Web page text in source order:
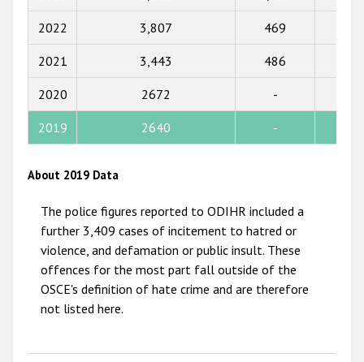
2015
2014
2010
2009
2022 3,807 469
2021 3,443 486
2020 2672 -
2019 2640 -
About 2019 Data
The police figures reported to ODIHR included a
further 3,409 cases of incitement to hatred or
violence, and defamation or public insult. These
offences for the most part fall outside of the
OSCE's definition of hate crime and are therefore
not listed here.